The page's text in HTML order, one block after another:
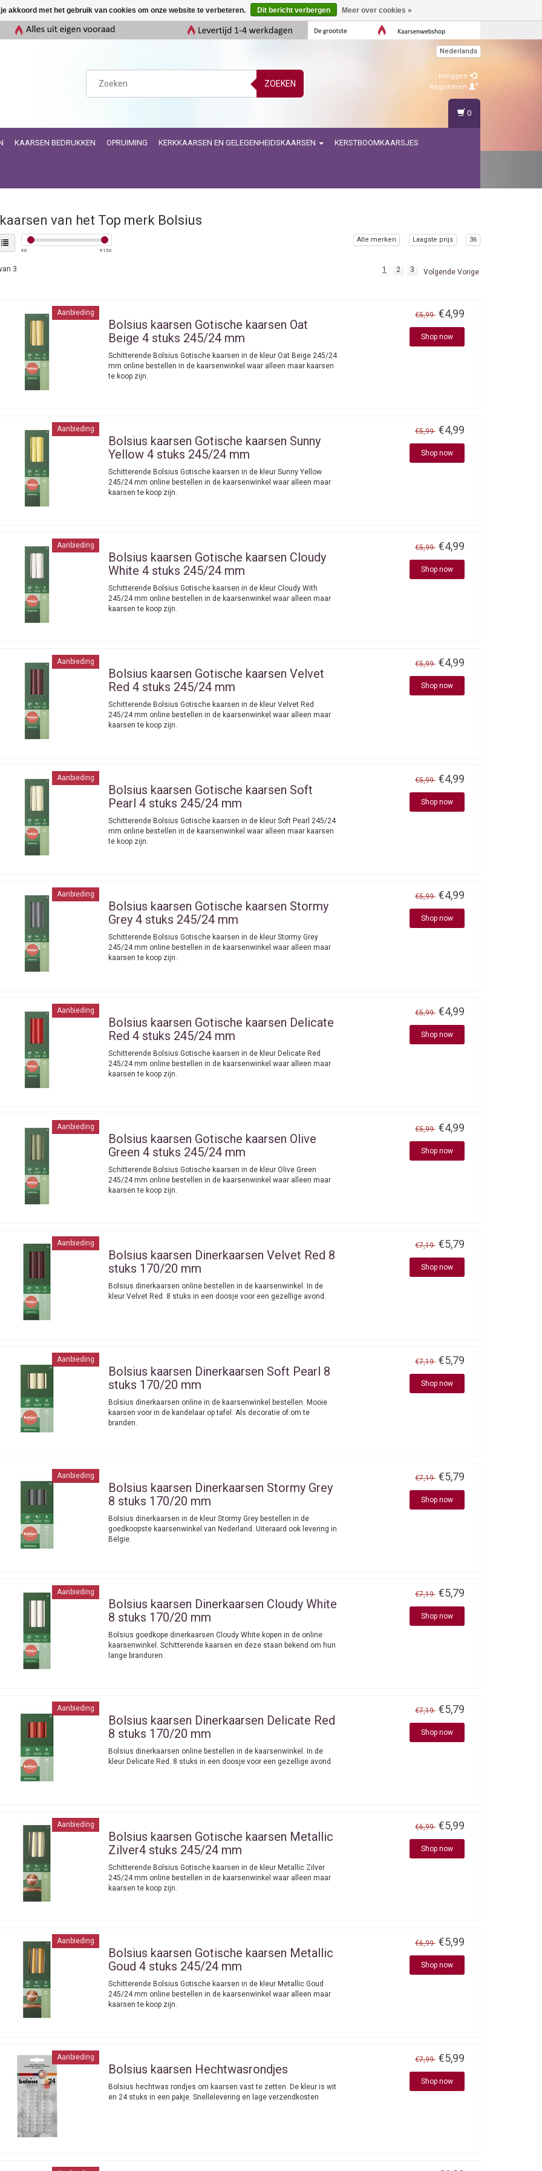
ZOEKEN
Nederlands
Inloggen
Registreren
KAARSEN BEDRUKKEN OPRUIMING KERKKAARSEN EN GELEGENHEIDSKAARSEN KERSTBOOMKAARSJES
0
van het Top merk Bolsius
€0 €150
Alle merken Laagste prijs 36
3 1 2 3 Volgende Vorige
Aanbieding
Bolsius kaarsen Gotische kaarsen Oat
Beige 4 stuks 245/24 mm
Schitterende Bolsius Gotische kaarsen in de kleur Oat Beige 245/24
mm online bestellen in de kaarsenwinkel waar alleen maar kaarsen
te koop zijn.
€5,99 €4,99
Shop now
Aanbieding
Bolsius kaarsen Gotische kaarsen Sunny
Yellow 4 stuks 245/24 mm
Schitterende Bolsius Gotische kaarsen in de kleur Sunny Yellow
245/24 mm online bestellen in de kaarsenwinkel waar alleen maar
kaarsen te koop zijn.
€5,99 €4,99
Shop now
Aanbieding
Bolsius kaarsen Gotische kaarsen Cloudy
White 4 stuks 245/24 mm
Schitterende Bolsius Gotische kaarsen in de kleur Cloudy With
245/24 mm online bestellen in de kaarsenwinkel waar alleen maar
kaarsen te koop zijn.
€5,99 €4,99
Shop now
Aanbieding
Bolsius kaarsen Gotische kaarsen Velvet
Red 4 stuks 245/24 mm
Schitterende Bolsius Gotische kaarsen in de kleur Velvet Red
245/24 mm online bestellen in de kaarsenwinkel waar alleen maar
kaarsen te koop zijn.
€5,99 €4,99
Shop now
Aanbieding
Bolsius kaarsen Gotische kaarsen Soft
Pearl 4 stuks 245/24 mm
Schitterende Bolsius Gotische kaarsen in de kleur Soft Pearl 245/24
mm online bestellen in de kaarsenwinkel waar alleen maar kaarsen
te koop zijn.
€5,99 €4,99
Shop now
Aanbieding
Bolsius kaarsen Gotische kaarsen Stormy
Grey 4 stuks 245/24 mm
Schitterende Bolsius Gotische kaarsen in de kleur Stormy Grey
245/24 mm online bestellen in de kaarsenwinkel waar alleen maar
kaarsen te koop zijn.
€5,99 €4,99
Shop now
Aanbieding
Bolsius kaarsen Gotische kaarsen Delicate
Red 4 stuks 245/24 mm
Schitterende Bolsius Gotische kaarsen in de kleur Delicate Red
245/24 mm online bestellen in de kaarsenwinkel waar alleen maar
kaarsen te koop zijn.
€5,99 €4,99
Shop now
Aanbieding
Bolsius kaarsen Gotische kaarsen Olive
Green 4 stuks 245/24 mm
Schitterende Bolsius Gotische kaarsen in de kleur Olive Green
245/24 mm online bestellen in de kaarsenwinkel waar alleen maar
kaarsen te koop zijn.
€5,99 €4,99
Shop now
Aanbieding
Bolsius kaarsen Dinerkaarsen Velvet Red 8
stuks 170/20 mm
Bolsius dinerkaarsen online bestellen in de kaarsenwinkel. In de
kleur Velvet Red. 8 stuks in een doosje voor een gezellige avond.
€7,19 €5,79
Shop now
Aanbieding
Bolsius kaarsen Dinerkaarsen Soft Pearl 8
stuks 170/20 mm
Bolsius dinerkaarsen online in de kaarsenwinkel bestellen. Mooie
kaarsen voor in de kandelaar op tafel. Als decoratie of om te
branden.
€7,19 €5,79
Shop now
Aanbieding
Bolsius kaarsen Dinerkaarsen Stormy Grey
8 stuks 170/20 mm
Bolsius dinerkaarsen in de kleur Stormy Grey bestellen in de
goedkoopste kaarsenwinkel van Nederland. Uiteraard ook levering in
Belgie.
€7,19 €5,79
Shop now
Aanbieding
Bolsius kaarsen Dinerkaarsen Cloudy White
8 stuks 170/20 mm
Bolsius goedkope dinerkaarsen Cloudy White kopen in de online
kaarsenwinkel. Schitterende kaarsen en deze staan bekend om hun
lange branduren.
€7,19 €5,79
Shop now
Aanbieding
Bolsius kaarsen Dinerkaarsen Delicate Red
8 stuks 170/20 mm
Bolsius dinerkaarsen online bestellen in de kaarsenwinkel. In de
kleur Delicate Red. 8 stuks in een doosje voor een gezellige avond.
€7,19 €5,79
Shop now
Aanbieding
Bolsius kaarsen Gotische kaarsen Metallic
Zilver4 stuks 245/24 mm
Schitterende Bolsius Gotische kaarsen in de kleur Metallic Zilver
245/24 mm online bestellen in de kaarsenwinkel waar alleen maar
kaarsen te koop zijn.
€6,99 €5,99
Shop now
Aanbieding
Bolsius kaarsen Gotische kaarsen Metallic
Goud 4 stuks 245/24 mm
Schitterende Bolsius Gotische kaarsen in de kleur Metallic Goud
245/24 mm online bestellen in de kaarsenwinkel waar alleen maar
kaarsen te koop zijn.
€6,99 €5,99
Shop now
Aanbieding
Bolsius kaarsen Hechtwasrondjes
Bolsius hechtwas rondjes om kaarsen vast te zetten. De kleur is wit
en 24 stuks in een pakje. Snellelevering en lage verzendkosten
€7,99 €5,99
Shop now
akkoord met het gebruik van cookies om onze website te verbeteren. Dit bericht verbergen Meer over cookies »